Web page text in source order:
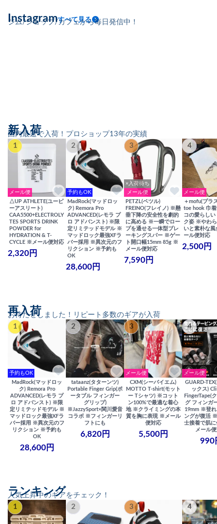
ジム/ショップ/カフェから毎日発信中！
Instagramすべて見る
国内最速で入荷！プロショップ13年の実績
新入荷
1
メール便
△UP ATHLETE(ユーピ
ーアスリート)
CAA5500+ELECTROLY
TES SPORTS DRINK
POWDER for
HYDRATION & T-
CYCLE ※メール便対応
2,320円
2
予約もOK
MadRock(マッドロッ
ク) Remora Pro
ADVANCED(レモラ プ
ロ アドバンスト) ※限
定リミテッドモデル ※
マッドロック最強XFラ
バー採用 ※異次元のフ
リクション ※予約も
OK
28,600円
3
×入荷待ち
メール便
PETZL(ペツル)
FREINO(フレイノ) ※懸
垂下降の安全性を劇的
に高める ※一瞬でロー
プを通せる一体型ブレ
ーキングスパー ※ゲー
ト開口幅15mm 85g ※
メール便対応
7,590円
4
メール便
＋mofu(プラ
toe hook 巾
コの愛らしい
ク姿 ※やわ
いと素朴な
ール便対応
2,500円
お待たせしました！リピート多数のギアが入荷
再入荷
1
予約もOK
MadRock(マッドロッ
ク) Remora Pro
ADVANCED(レモラ プ
ロ アドバンスト) ※限
定リミテッドモデル ※
マッドロック最強XFラ
バー採用 ※異次元のフ
リクション ※予約も
OK
28,600円
2
tataanz(タターンツ)
Portable Finger Grip(ポ
ータブル フィンガー
グリップ)
※JazzySport×関川愛音
コラボ ※フィンガーリ
フトにも
6,820円
3
メール便
CXM(シーバイエム)
MOTTO T-shirt(モット
ー Tシャツ) ※コット
ン100%で最適な着心
地 ※クライミングの本
質を胸に表現 ※メール
便対応
5,500円
4
メール便
GUARD-
ックス)
FingerTape(
グ フィンガ
19mm ※登れ
ングが復活
士接着で肌
メール
990
人気上昇中のギアをチェック！
ランキング
1 2 3 4